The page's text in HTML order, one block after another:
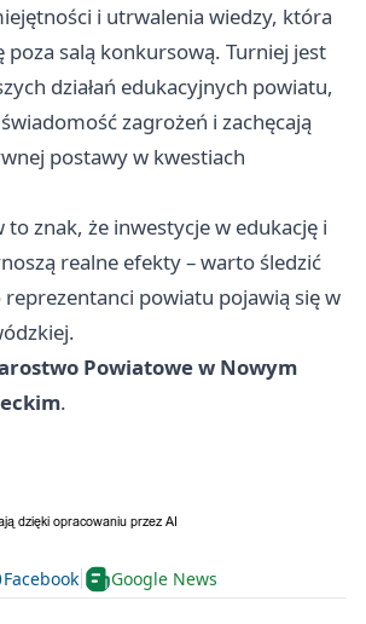
i utrwalenia wiedzy, która
poza salą konkursową. Turniej jest
działań edukacyjnych powiatu,
zagrożeń i zachęcają
postawy w kwestiach
to znak, że inwestycje w edukację i
realne efekty – warto śledzić
powiatu pojawią się w
Powiatowe w Nowym
.
Facebook Google News